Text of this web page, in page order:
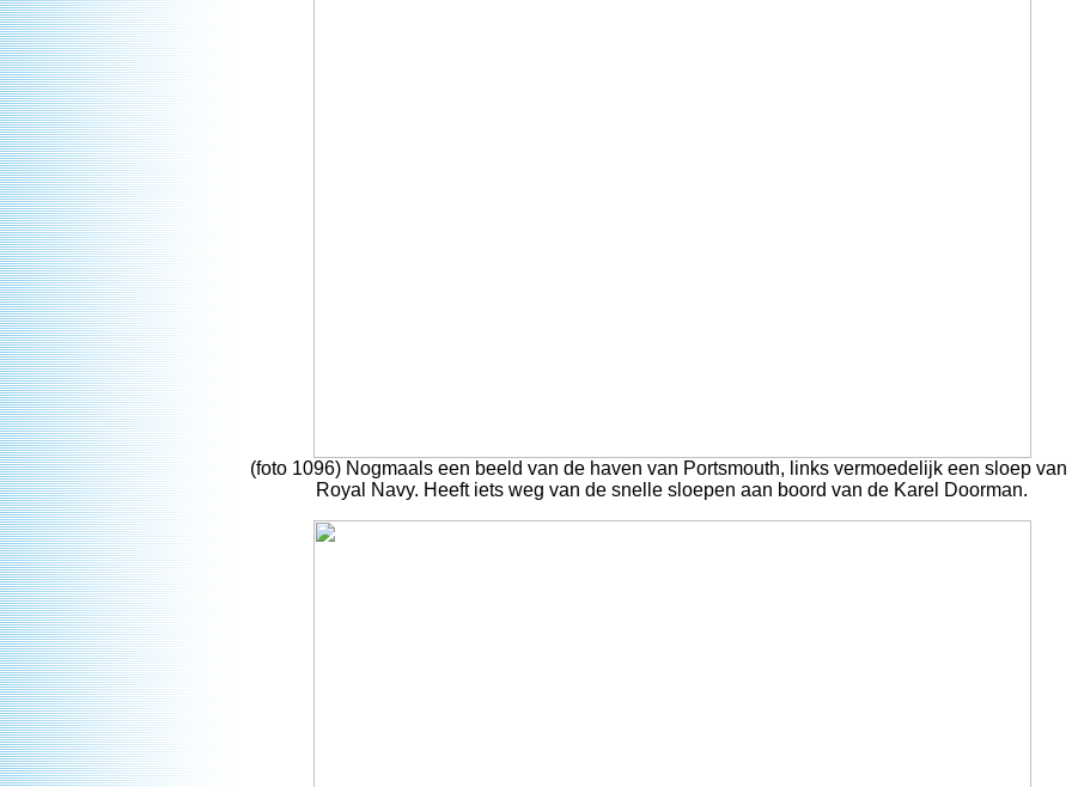
(foto 1096) Nogmaals een beeld van de haven van Portsmouth, links vermoedelijk een sloep van
Royal Navy. Heeft iets weg van de snelle sloepen aan boord van de Karel Doorman.